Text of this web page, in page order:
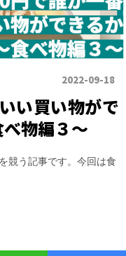
2022-09-18
い買い物がで
物編３〜
競う記事です。今回は食